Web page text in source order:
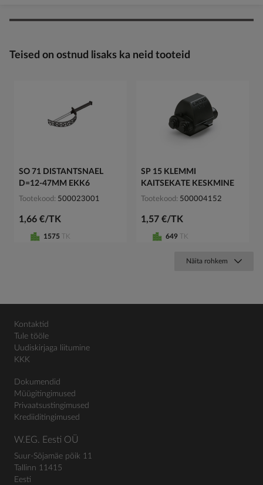
Teised on ostnud lisaks ka neid tooteid
SO 71 DISTANTSNAEL
D=12-47MM EKK6
Tootekood 500023001
1,66 €/TK
1575 TK
SP 15 KLEMMI
KAITSEKATE KESKMINE
Tootekood 500004152
1,57 €/TK
649 TK
Näita rohkem
Kontaktid
Tule tööle
Uudiskirjaga liitumine
KKK
Dokumendid
Müügitingimused
Privaatsustingimused
Krediiditingimused
W.EG. Eesti OÜ
Suur-Sõjamäe põik 11
Tallinn 11415
Eesti